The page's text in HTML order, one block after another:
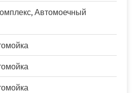
Автомоечный